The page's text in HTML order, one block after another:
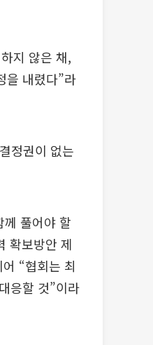
지 않은 채,
을 내렸다”라
정권이 없는
풀어야 할
확보방안 제
“협회는 최
응할 것”이라